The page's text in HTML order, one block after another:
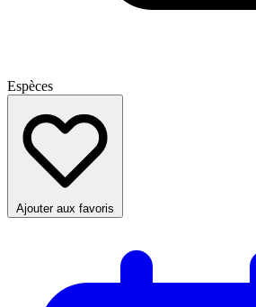
Espèces
Ajouter aux favoris